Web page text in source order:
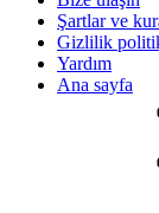
Şartlar ve
Gizlilik
Yardım
Ana sayfa